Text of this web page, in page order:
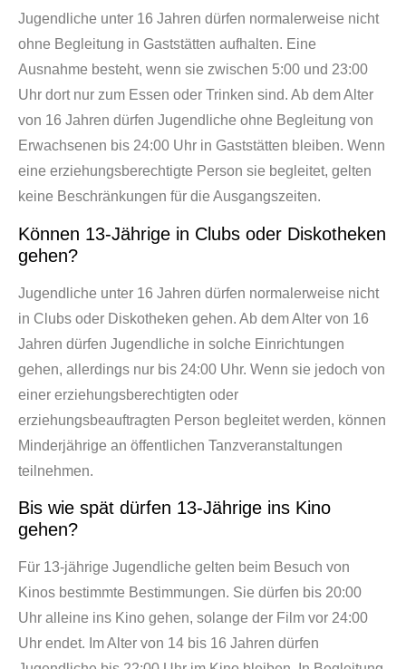
Jugendliche unter 16 Jahren dürfen normalerweise nicht
ohne Begleitung in Gaststätten aufhalten. Eine
Ausnahme besteht, wenn sie zwischen 5:00 und 23:00
Uhr dort nur zum Essen oder Trinken sind. Ab dem Alter
von 16 Jahren dürfen Jugendliche ohne Begleitung von
Erwachsenen bis 24:00 Uhr in Gaststätten bleiben. Wenn
eine erziehungsberechtigte Person sie begleitet, gelten
keine Beschränkungen für die Ausgangszeiten.
Können 13-Jährige in Clubs oder Diskotheken
gehen?
Jugendliche unter 16 Jahren dürfen normalerweise nicht
in Clubs oder Diskotheken gehen. Ab dem Alter von 16
Jahren dürfen Jugendliche in solche Einrichtungen
gehen, allerdings nur bis 24:00 Uhr. Wenn sie jedoch von
einer erziehungsberechtigten oder
erziehungsbeauftragten Person begleitet werden, können
Minderjährige an öffentlichen Tanzveranstaltungen
teilnehmen.
Bis wie spät dürfen 13-Jährige ins Kino
gehen?
Für 13-jährige Jugendliche gelten beim Besuch von
Kinos bestimmte Bestimmungen. Sie dürfen bis 20:00
Uhr alleine ins Kino gehen, solange der Film vor 24:00
Uhr endet. Im Alter von 14 bis 16 Jahren dürfen